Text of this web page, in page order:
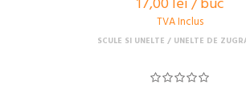
TVA Inclus
SCULE SI UNELTE UNELTE DE